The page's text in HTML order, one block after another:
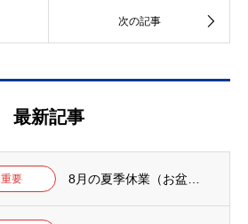
最新記事
重要